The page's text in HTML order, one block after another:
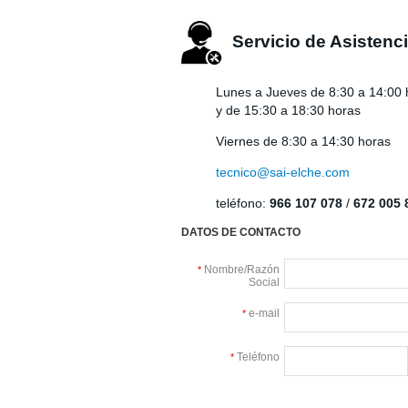
Servicio de
Lunes a Jueves de 8:30 a 14:00
y de 15:30 a 18:30 horas
Viernes de 8:30 a 14:30 horas
tecnico@sai-elche.com
teléfono: 966 107 078 / 672 005
DATOS DE CONTACTO
*
Social
* e-mail
* Teléfono